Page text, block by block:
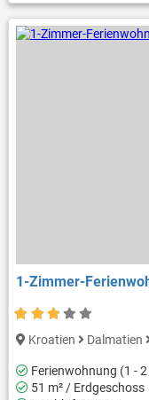
1-Zimmer-
Kroatien Dalmatien
Ferienwohnung (1 - 2
51 m² / Erdgeschoss